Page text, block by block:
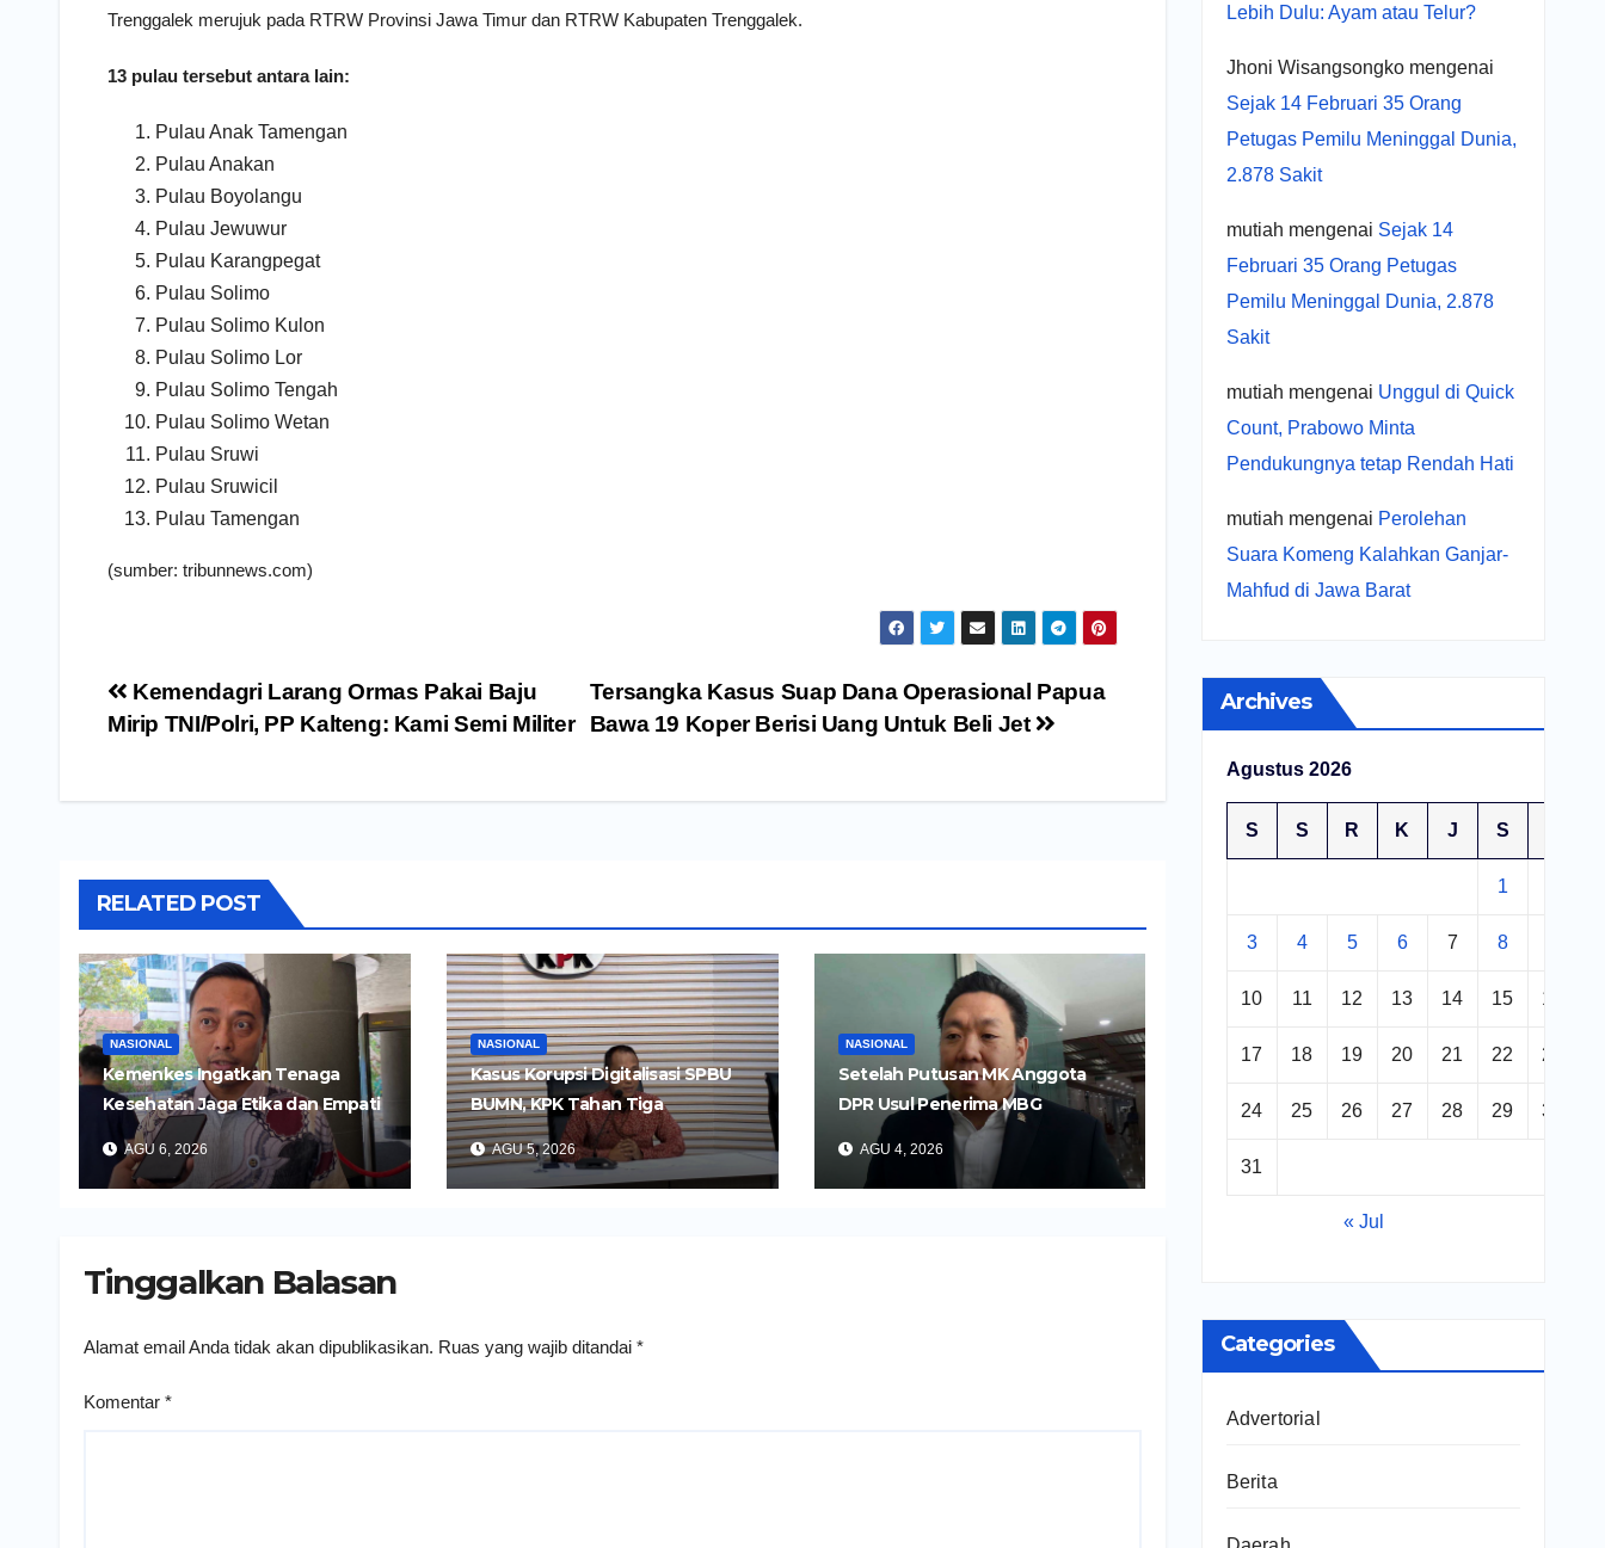
Trenggalek merujuk pada RTRW Provinsi Jawa Timur dan RTRW Kabupaten Trenggalek.
13 pulau tersebut antara lain:
Pulau Anak Tamengan
Pulau Anakan
Pulau Boyolangu
Pulau Jewuwur
Pulau Karangpegat
Pulau Solimo
Pulau Solimo Kulon
Pulau Solimo Lor
Pulau Solimo Tengah
Pulau Solimo Wetan
Pulau Sruwi
Pulau Sruwicil
Pulau Tamengan
(sumber: tribunnews.com)
Navigasi
pos
Tersangka Kasus Suap Dana Operasional Papua
Bawa 19 Koper Berisi Uang Untuk Beli Jet
Kemendagri Larang Ormas Pakai Baju
Mirip TNI/Polri, PP Kalteng: Kami Semi Militer
RELATED POST
NASIONAL
Kemenkes Ingatkan Tenaga
Kesehatan Jaga Etika dan Empati
di Media Sosial
AGU 6, 2026
NASIONAL
Kasus Korupsi Digitalisasi SPBU
BUMN, KPK Tahan Tiga
Tersangka
AGU 5, 2026
NASIONAL
Setelah Putusan MK Anggota
DPR Usul Penerima MBG
Dipangkas Jadi 26 Juta Orang
AGU 4, 2026
Tinggalkan Balasan
Alamat email Anda tidak akan dipublikasikan. Ruas yang wajib ditandai *
Komentar *
Lebih Dulu: Ayam atau Telur?
Jhoni Wisangsongkomengenai
Sejak 14 Februari 35 Orang
Petugas Pemilu Meninggal Dunia,
2.878 Sakit
mutiah mengenai Sejak 14
Februari 35 Orang Petugas
Pemilu Meninggal Dunia, 2.878
Sakit
mutiah mengenai Unggul di Quick
Count, Prabowo Minta
Pendukungnya tetap Rendah Hati
mutiah mengenai Perolehan
Suara Komeng Kalahkan Ganjar-
Mahfud di Jawa Barat
Archives
Agustus 2026
S S R K J S
1
3 4 5 6 7 8
10 11 12 13 14 15 16
17 18 19 20 21 22 23
24 25 26 27 28 29 30
31
« Jul
Categories
Advertorial
Berita